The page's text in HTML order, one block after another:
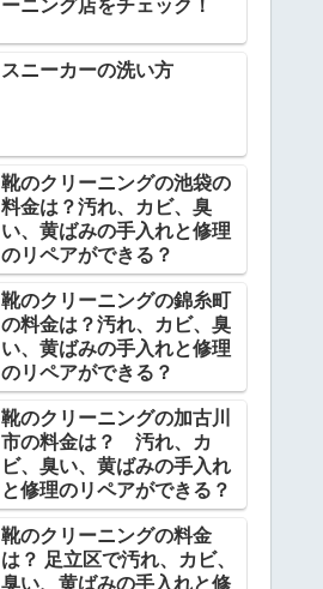
ーニング店をチェック！
スニーカーの洗い方
靴のクリーニングの池袋の
料金は？汚れ、カビ、臭
い、黄ばみの手入れと修理
のリペアができる？
靴のクリーニングの錦糸町
の料金は？汚れ、カビ、臭
い、黄ばみの手入れと修理
のリペアができる？
靴のクリーニングの加古川
市の料金は？ 汚れ、カ
ビ、臭い、黄ばみの手入れ
と修理のリペアができる？
靴のクリーニングの料金
は？ 足立区で汚れ、カビ、
臭い、黄ばみの手入れと修